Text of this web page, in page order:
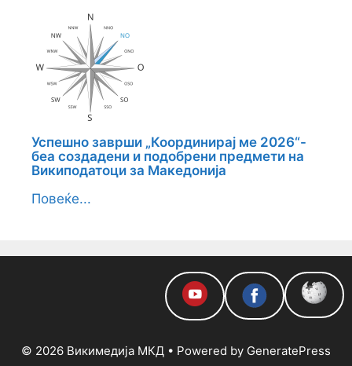
Успешно заврши „Координирај ме 2026“-
беа создадени и подобрени предмети на
Википодатоци за Македонија
Повеќе...
© 2026 Викимедија МКД • Powered by GeneratePress